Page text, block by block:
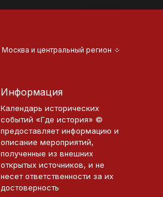
Москва и центральный регион
Информация
Календарь исторических
событий «Где история» ©
предоставляет информацию и
описание мероприятий,
полученные из внешних
открытых источников, и не
несет ответственности за их
достоверность